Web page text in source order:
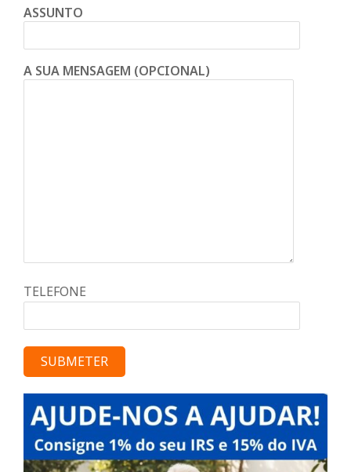
ASSUNTO
A SUA MENSAGEM (OPCIONAL)
TELEFONE